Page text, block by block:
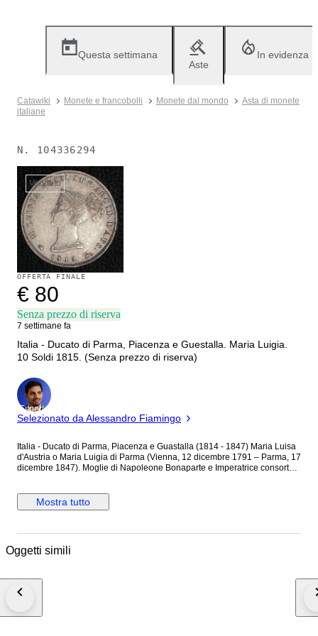
Questa settimana
Aste
In evidenza
Catawiki Monete e francobolli Monete dal mondo
Asta di monete
italiane
N. 104336294
Venduto
OFFERTA FINALE
€ 80
Senza prezzo di riserva
7 settimane fa
Italia - Ducato di Parma, Piacenza e Guestalla. Maria Luigia.
10 Soldi 1815. (Senza prezzo di riserva)
Esperto
Selezionato da Alessandro Fiamingo
Italia - Ducato di Parma, Piacenza e Guastalla (1814 - 1847) Maria Luisa
d'Austria o Maria Luigia di Parma (Vienna, 12 dicembre 1791 – Parma, 17
dicembre 1847). Moglie di Napoleone Bonaparte e Imperatrice consorte
Soldi - Ar. Mintage: 510.000 Rif. MIR EM# 1096, C# 27. Grado: Molto Alto ,
come da foto che si invita a guardare attentamente per avere il corretto
NON si effettuano spedizioni extra UE ed in Paesi/Isole che prevedono
Mostra tutto
Oggetti simili